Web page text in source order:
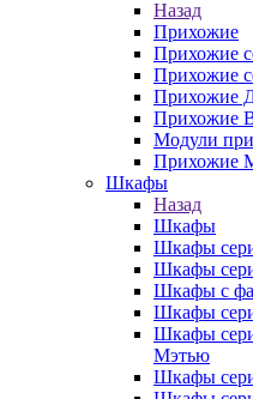
Назад
Прихожие
Прихожие
Прихожие
Прихожие
Прихожие
Модули
Прихожие
Шкафы
Назад
Шкафы
Шкафы
Шкафы
Шкафы с
Шкафы
Шкафы
Мэтью
Шкафы